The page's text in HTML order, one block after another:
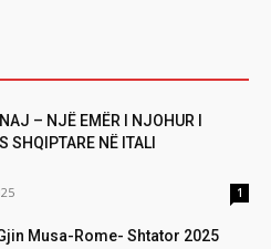
– NJË EMËR I NJOHUR I
SHQIPTARE NË ITALI
1
Musa-Rome- Shtator 2025